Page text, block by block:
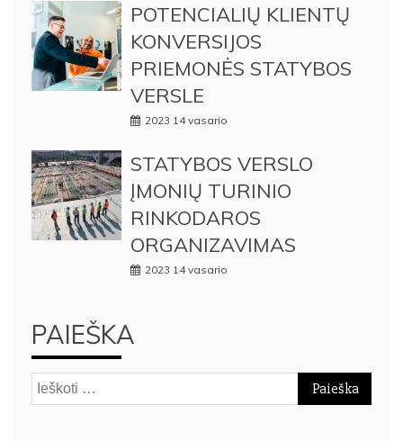
POTENCIALIŲ KLIENTŲ
KONVERSIJOS
PRIEMONĖS STATYBOS
VERSLE
2023 14 vasario
STATYBOS VERSLO
ĮMONIŲ TURINIO
RINKODAROS
ORGANIZAVIMAS
2023 14 vasario
PAIEŠKA
Ieškoti: